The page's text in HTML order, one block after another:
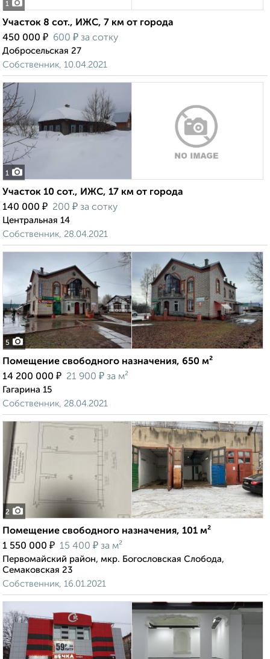
1
Участок 8 сот., ИЖС, 7 км от города
450 000 ₽ 600 ₽ за сотку
Добросельская 27
Собственник, 10.04.2021
1
Участок 10 сот., ИЖС, 17 км от города
140 000 ₽ 200 ₽ за сотку
Центральная 14
Собственник, 28.04.2021
5
Помещение свободного назначения, 650 м²
14 200 000 ₽ 21 900 ₽ за м²
Гагарина 15
Собственник, 28.04.2021
2
Помещение свободного назначения, 101 м²
1 550 000 ₽ 15 400 ₽ за м²
Первомайский район, мкр. Богословская Слобода,
Семаковская 23
Собственник, 16.01.2021